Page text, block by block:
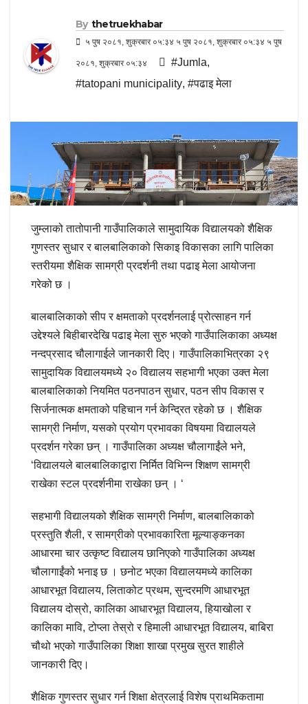
By thetruekhabar
५ पुष २०८१, शुक्रबार ०५:३४ ५ पुष २०८१, शुक्रबार ०५:३४ ५ पुष
२०८१, शुक्रबार ०५:३४ #Jumla,
#tatopani municipality, #पढाइ मेला
जुम्लाको तातोपानी गाउँपालिकाले सामुदायिक विद्यालयको शैक्षिक
गुणस्तर सुधार र बालबालिकाको सिकाइ विकासका लागि पालिका
स्तरीयमा शैक्षिक सामग्री प्रदर्शनी तथा पढाइ मेला आयोजना
गरेको छ ।
बालबालिकाको सीप र क्षमताको प्रदर्शनलाई प्रोत्साहन गर्न
उद्देश्यले बिहीबारदेखि पढाइ मेला सुरु भएको गाउँपालिकाका अध्यक्ष
नन्दप्रसाद चौलागाईले जानकारी दिए। गाउँपालिकाभित्रका २९
सामुदायिक विद्यालयमध्ये २० विद्यालय सहभागी भएका उक्त मेला
बालबालिकाको नियमित पठनपाठन सुधार, पठन सीप विकास र
सिर्जनात्मक क्षमताको पहिचान गर्न केन्द्रित रहेको छ । शैक्षिक
सामग्री निर्माण, यसको प्रयोग प्रभावका विषयमा विद्यालयले
प्रदर्शन गरेका छन् । गाउँपालिका अध्यक्ष चौलागाईंले भने,
‘विद्यालयले बालबालिकाद्वारा निर्मित विभिन्न शिक्षण सामग्री
राखेका स्टल प्रदर्शनीमा राखेका छन् । ‘
सहभागी विद्यालयको शैक्षिक सामग्री निर्माण, बालबालिकाको
प्रस्तुति शैली, र सामग्रीको प्रभावकारिता मूल्याङ्कनका
आधारमा चार उत्कृष्ट विद्यालय छानिएको गाउँपालिका अध्यक्ष
चौलागाईंको भनाइ छ । छनोट भएका विद्यालयमध्ये कालिका
आधारभूत विद्यालय, लिताकोट प्रथम, सुन्दरमणि आधारभूत
विद्यालय दोस्रो, कालिका आधारभूत विद्यालय, हियाखोला र
कालिका मावि, टोप्ला तेस्रो र हिमाली आधारभूत विद्यालय, बाबिरा
चौथो भएको गाउँपालिका शिक्षा शाखा प्रमुख सुरत शाहीले
जानकारी दिए।
शैक्षिक गुणस्तर सुधार गर्न शिक्षा क्षेत्रलाई विशेष प्राथमिकतामा